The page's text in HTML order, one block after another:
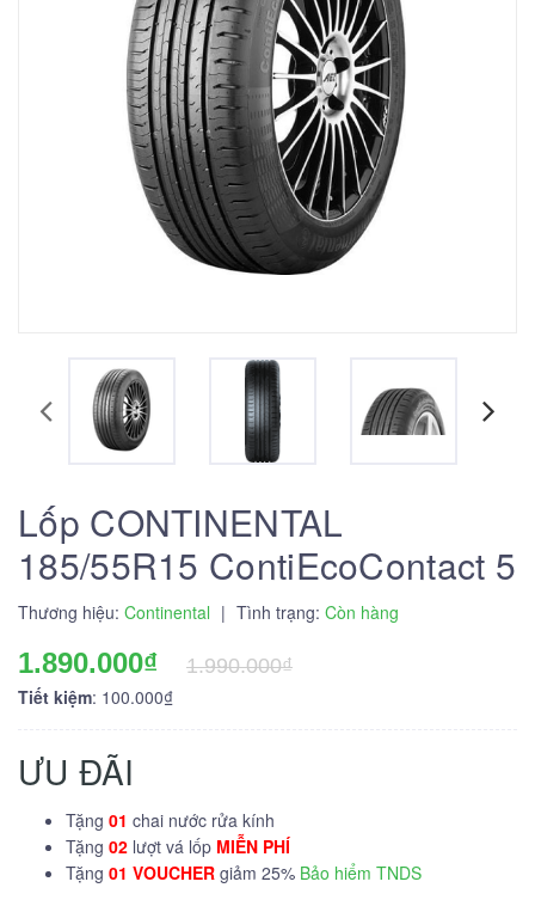
Lốp CONTINENTAL
185/55R15 ContiEcoContact 5
Thương hiệu: Continental | Tình trạng: Còn hàng
1.890.000₫
1.990.000₫
Tiết kiệm: 100.000₫
ƯU ĐÃI
Tặng 01 chai nước rửa kính
Tặng 02 lượt vá lốp MIỄN PHÍ
Tặng 01 VOUCHER giảm 25% Bảo hiểm TNDS